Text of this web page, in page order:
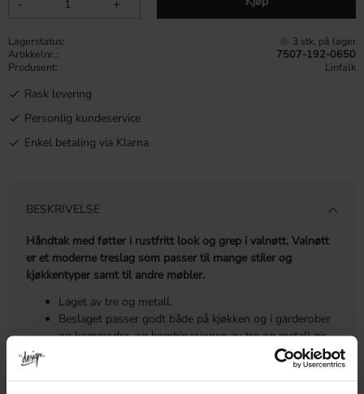
+
-
Lagerstatus 3 stk. på lager
Artikkelnr.
7507-192-0650
Produsent
Linfalk
Rask levering
Personlig kundeservice
Enkel betaling via Klarna
BESKRIVELSE
Håndtak med føtter i rustfritt look og grep i valnøtt. Valnøtt
er et moderne treslag som passer til mange stiler og
kjøkkentyper samt til andre møbler.
Laget av tre og metall.
Beslaget passer godt både på kjøkken og i garderober
og kommoder, og kombinasjonen av tre og metall gir
Leveres med M4-skruer. Vennligst oppgi tykkelsen på